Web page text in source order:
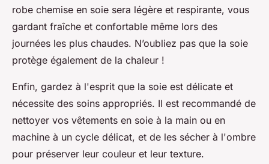
robe chemise en soie sera légère et respirante, vous
gardant fraîche et confortable même lors des
journées les plus chaudes. N’oubliez pas que la soie
protège également de la chaleur !
Enfin, gardez à l'esprit que la soie est délicate et
nécessite des soins appropriés. Il est recommandé de
nettoyer vos vêtements en soie à la main ou en
machine à un cycle délicat, et de les sécher à l'ombre
pour préserver leur couleur et leur texture.